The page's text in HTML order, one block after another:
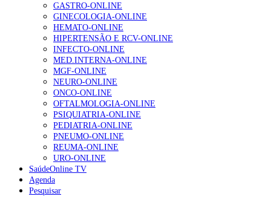
“Os programas de rastreio do cancro do pulmão são
custo-efetivos e representam um investimento
sustentável para os sistemas de saúde”
66 visualizações
Trodelvy aprovado para primeira linha no cancro da
mama triplo negativo metastático em doentes não
elegíveis para inibidores PD-(L)1
61 visualizações
Especialistas defendem mais potássio na alimentação
para ajudar a controlar a hipertensão
GASTRO-ONLINE
GINECOLOGIA-ONLINE
HEMATO-ONLINE
HIPERTENSÃO E RCV-ONLINE
INFECTO-ONLINE
MED.INTERNA-ONLINE
MGF-ONLINE
NEURO-ONLINE
ONCO-ONLINE
OFTALMOLOGIA-ONLINE
PSIQUIATRIA-ONLINE
PEDIATRIA-ONLINE
PNEUMO-ONLINE
REUMA-ONLINE
URO-ONLINE
SaúdeOnline TV
Agenda
Pesquisar